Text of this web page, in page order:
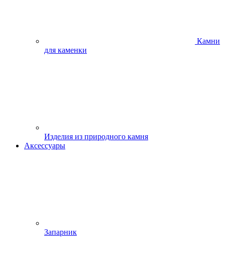
Камни
для каменки
Изделия из природного камня
Аксессуары
Запарник